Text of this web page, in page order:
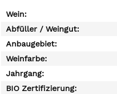
Wein:
Abfüller / Weingut:
Anbaugebiet:
Weinfarbe:
Jahrgang:
BIO Zertifizierung: